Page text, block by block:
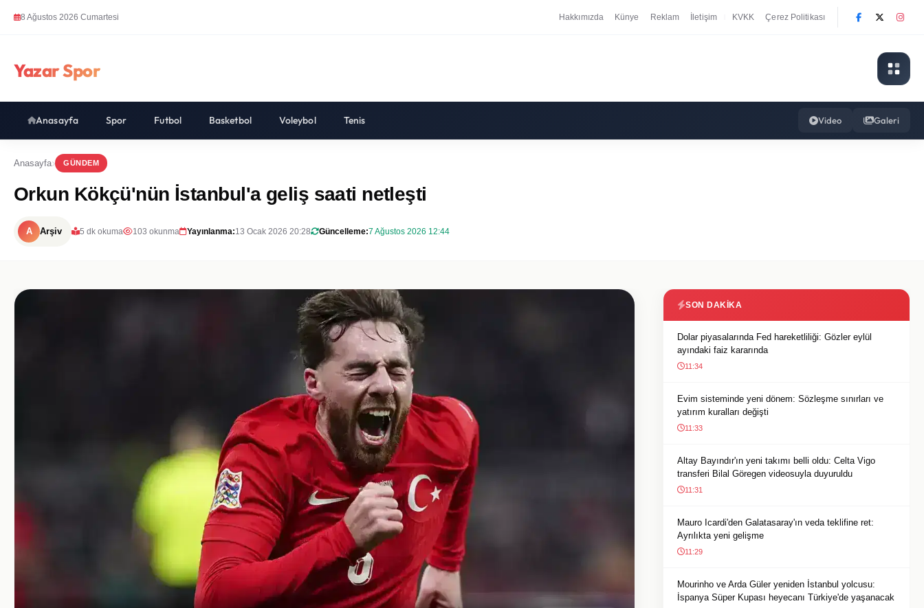
8 Ağustos 2026 Cumartesi Hakkımızda Künye Reklam İletişim KVKK Çerez Politikası
Yazar Spor
Anasayfa Spor Futbol Basketbol Voleybol Tenis Video Galeri
Anasayfa GÜNDEM
Orkun Kökçü'nün İstanbul'a geliş saati netleşti
A Arşiv 5 dk okuma 103 okunma Yayınlanma:13 Ocak 2026 20:28 Güncelleme:7 Ağustos 2026 12:44
SON DAKIKA
Dolar piyasalarında Fed hareketliliği: Gözler eylül
ayındaki faiz kararında
11:34
Evim sisteminde yeni dönem: Sözleşme sınırları ve
yatırım kuralları değişti
11:33
Altay Bayındır'ın yeni takımı belli oldu: Celta Vigo
transferi Bilal Göregen videosuyla duyuruldu
11:31
Mauro Icardi'den Galatasaray'ın veda teklifine ret:
Ayrılıkta yeni gelişme
11:29
Mourinho ve Arda Güler yeniden İstanbul yolcusu:
İspanya Süper Kupası heyecanı Türkiye'de yaşanacak